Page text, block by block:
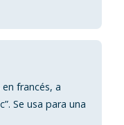
francés, a
Se usa para una